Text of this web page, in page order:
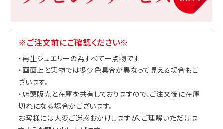
※ご注文前にご確認ください※
・再生ジュエリーの為すべて一点物です
・画面上と実物では多少色具合が異なって見える場合もご
ざいます。
・店頭販売と在庫を共有しておりますので、ご注文後に在庫
切れになる場合がございます。
お客様には大変ご迷惑おかけしますが、ご理解いただけま